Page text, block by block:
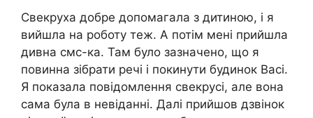
Свекруха добре допомагала з дитиною, і я
вийшла на роботу теж. А потім мені прийшла
дивна смс-ка. Там було зазначено, що я
повинна зібрати речі і покинути будинок Васі.
Я показала повідомлення свекрусі, але вона
сама була в невіданні. Далі прийшов дзвінок